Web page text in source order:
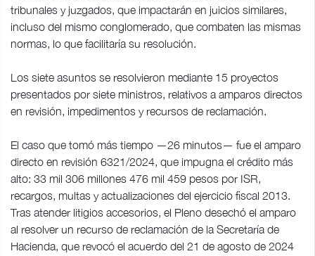
tribunales y juzgados, que impactarán en juicios similares,
incluso del mismo conglomerado, que combaten las mismas
normas, lo que facilitaría su resolución.
Los siete asuntos se resolvieron mediante 15 proyectos
presentados por siete ministros, relativos a amparos directos
en revisión, impedimentos y recursos de reclamación.
El caso que tomó más tiempo —26 minutos— fue el amparo
directo en revisión 6321/2024, que impugna el crédito más
alto: 33 mil 306 millones 476 mil 459 pesos por ISR,
recargos, multas y actualizaciones del ejercicio fiscal 2013.
Tras atender litigios accesorios, el Pleno desechó el amparo
al resolver un recurso de reclamación de la Secretaría de
Hacienda, que revocó el acuerdo del 21 de agosto de 2024